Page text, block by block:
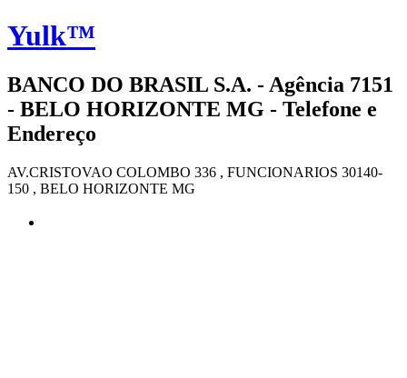
Yulk™
BANCO DO BRASIL S.A. - Agência 7151
- BELO HORIZONTE MG - Telefone e
Endereço
AV.CRISTOVAO COLOMBO 336 , FUNCIONARIOS 30140-
150 , BELO HORIZONTE MG